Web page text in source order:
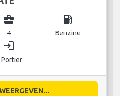
business_center
4
local_gas_station
Benzine
login
Portier